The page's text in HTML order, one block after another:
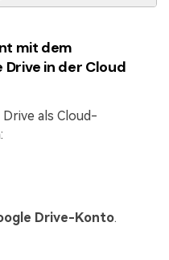
mit dem
in der Cloud
als Cloud-
Drive-Konto.